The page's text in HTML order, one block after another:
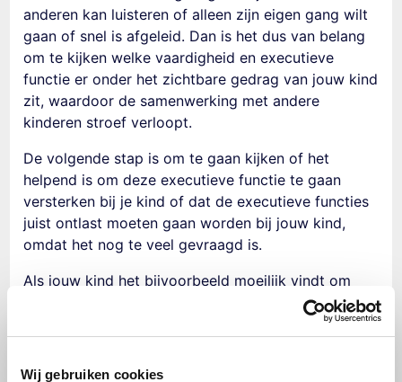
Wij gebruiken cookies
anderen kan luisteren of alleen zijn eigen gang wilt
gaanof snel is afgeleid. Dan is het dus van belang
omte kijken welke vaardigheid en executieve
functie er onder het zichtbare gedrag van jouw kind
zit, waardoorde samenwerking met andere
kinderen stroef verloopt.
De volgende stap is om te gaan kijken of het
helpend is om deze executieve functie te gaan
versterken bij je kind of dat de executieve functies
juist ontlast moetengaan worden bij jouw kind,
omdat het nog te veel gevraagd is.
Als jouw kind het bijvoorbeeld moeilijk vindt om
opdracht, kan het
helpen als je kind dit in concrete punten op papier
samenwerking met andere kinderen